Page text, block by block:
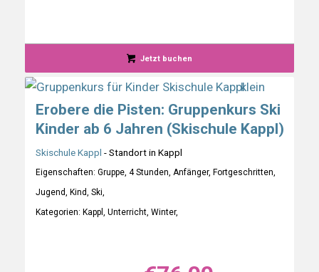
Jetzt buchen
4.86
Erobere die Pisten: Gruppenkurs Ski
Kinder ab 6 Jahren (Skischule Kappl)
Skischule Kappl - Standort in Kappl
Eigenschaften: Gruppe, 4 Stunden, Anfänger, Fortgeschritten,
Jugend, Kind, Ski,
Kategorien: Kappl, Unterricht, Winter,